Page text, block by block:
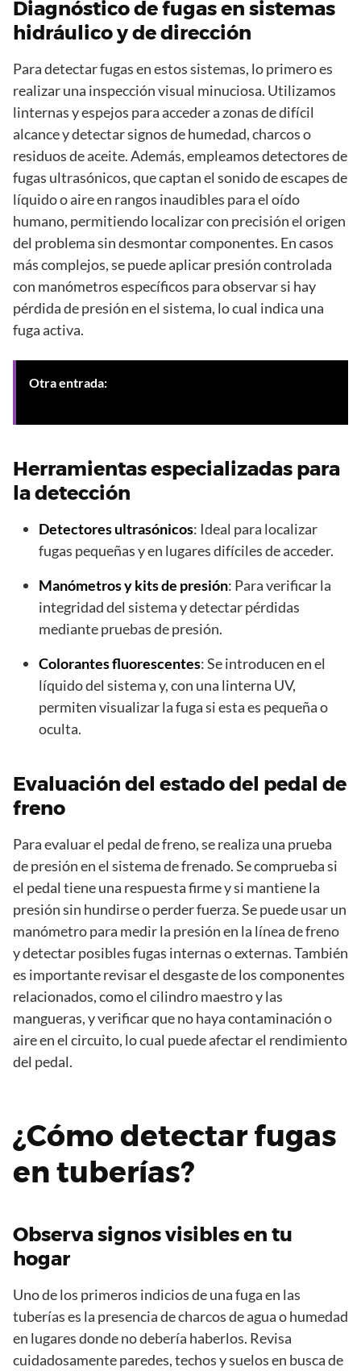
Diagnóstico de fugas en sistemas
hidráulico y de dirección
Para detectar fugas en estos sistemas, lo primero es
realizar una inspección visual minuciosa. Utilizamos
linternas y espejos para acceder a zonas de difícil
alcance y detectar signos de humedad, charcos o
residuos de aceite. Además, empleamos detectores de
fugas ultrasónicos, que captan el sonido de escapes de
líquido o aire en rangos inaudibles para el oído
humano, permitiendo localizar con precisión el origen
del problema sin desmontar componentes. En casos
más complejos, se puede aplicar presión controlada
con manómetros específicos para observar si hay
pérdida de presión en el sistema, lo cual indica una
fuga activa.
Otra entrada:
Herramientas especializadas para
la detección
Detectores ultrasónicos: Ideal para localizar
fugas pequeñas y en lugares difíciles de acceder.
Manómetros y kits de presión: Para verificar la
integridad del sistema y detectar pérdidas
mediante pruebas de presión.
Colorantes fluorescentes: Se introducen en el
líquido del sistema y, con una linterna UV,
permiten visualizar la fuga si esta es pequeña o
oculta.
Evaluación del estado del pedal de
freno
Para evaluar el pedal de freno, se realiza una prueba
de presión en el sistema de frenado. Se comprueba si
el pedal tiene una respuesta firme y si mantiene la
presión sin hundirse o perder fuerza. Se puede usar un
manómetro para medir la presión en la línea de freno
y detectar posibles fugas internas o externas. También
es importante revisar el desgaste de los componentes
relacionados, como el cilindro maestro y las
mangueras, y verificar que no haya contaminación o
aire en el circuito, lo cual puede afectar el rendimiento
del pedal.
¿Cómo detectar fugas
en tuberías?
Observa signos visibles en tu
hogar
Uno de los primeros indicios de una fuga en las
tuberías es la presencia de charcos de agua o humedad
en lugares donde no debería haberlos. Revisa
cuidadosamente paredes, techos y suelos en busca de